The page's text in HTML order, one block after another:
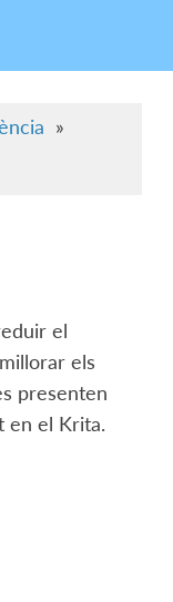
»
el
els
presenten
en el Krita.